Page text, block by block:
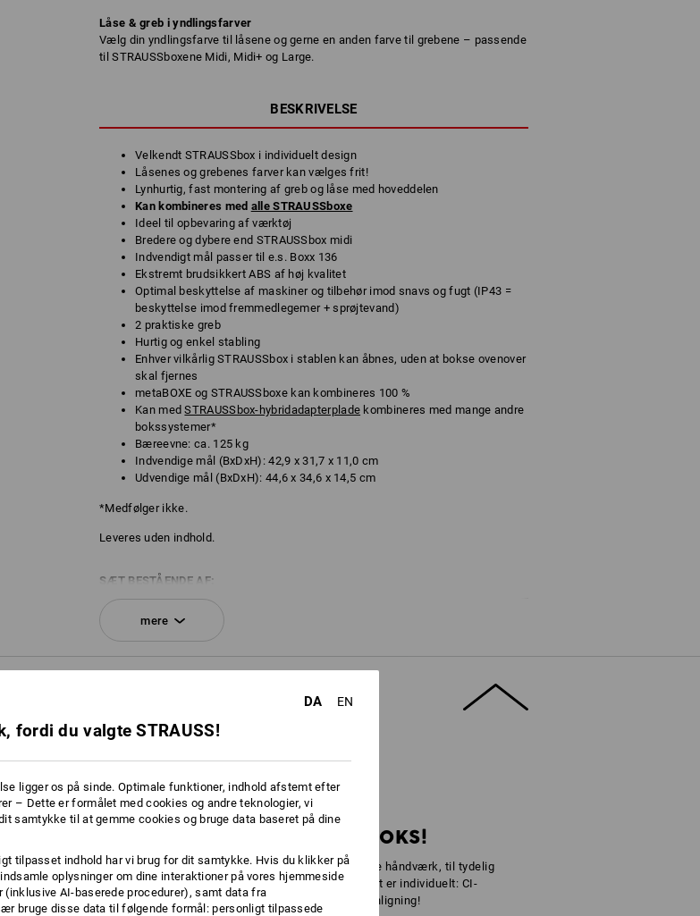
Låse & greb i yndlingsfarver
Vælg din yndlingsfarve til låsene og gerne en anden farve til grebene – passende
til STRAUSSboxene Midi, Midi+ og Large.
BESKRIVELSE
Velkendt STRAUSSbox i individuelt design
Låsenes og grebenes farver kan vælges frit!
Lynhurtig, fast montering af greb og låse med hoveddelen
Kan kombineres med alle STRAUSSboxe
Ideel til opbevaring af værktøj
Bredere og dybere end STRAUSSbox midi
Indvendigt mål passer til e.s. Boxx 136
Ekstremt brudsikkert ABS af høj kvalitet
Optimal beskyttelse af maskiner og tilbehør imod snavs og fugt (IP43 =
beskyttelse imod fremmedlegemer + sprøjtevand)
2 praktiske greb
Hurtig og enkel stabling
Enhver vilkårlig STRAUSSbox i stablen kan åbnes, uden at bokse ovenover
skal fjernes
metaBOXE og STRAUSSboxe kan kombineres 100 %
Kan medSTRAUSSbox-hybridadapterplade kombineres med mange andre
bokssystemer*
Bæreevne: ca. 125 kg
Indvendige mål (BxDxH): 42,9 x 31,7 x 11,0 cm
Udvendige mål (BxDxH): 44,6 x 34,6 x 14,5 cm
*Medfølger ikke.
Leveres uden indhold.
SÆT BESTÅENDE AF:
STRAUSSbox 145 midi+ N
farve: sort
x
farve: ildrød
mere
HELT KLART DIN BOKS!
Hvad enten det er til adskillelse af forskellige håndværk, til tydelig
mærkning af indholdet eller bare for, at det er individuelt: CI-
STRAUSSboxe er uden sammenligning!
DA EN
fordi du valgte STRAUSS!
ligger os på sinde. Optimale funktioner, indhold afstemt efter
– Dette er formålet med cookies og andre teknologier, vi
samtykke til at gemme cookies og bruge data baseret på dine
tilpasset indhold har vi brug for dit samtykke. Hvis du klikker på
oplysninger om dine interaktioner på vores hjemmeside
(inklusive AI-baserede procedurer), samt data fra
bruge disse data til følgende formål: personligt tilpassede